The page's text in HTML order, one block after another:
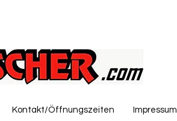
Kontakt/Öffnungszeiten Impressum